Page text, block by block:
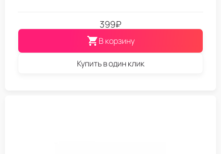
399₽
В корзину
Купить в один клик